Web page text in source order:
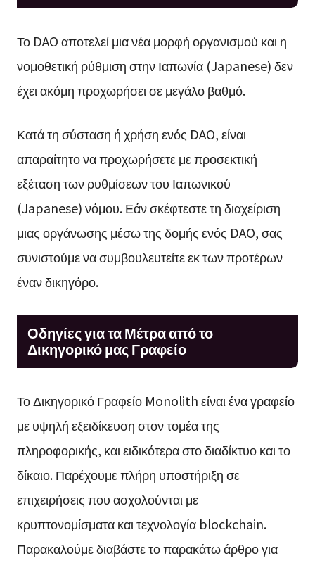
Το DAO αποτελεί μια νέα μορφή οργανισμού και η
νομοθετική ρύθμιση στην Ιαπωνία (Japanese) δεν
έχει ακόμη προχωρήσει σε μεγάλο βαθμό.
Κατά τη σύσταση ή χρήση ενός DAO, είναι
απαραίτητο να προχωρήσετε με προσεκτική
εξέταση των ρυθμίσεων του Ιαπωνικού
(Japanese) νόμου. Εάν σκέφτεστε τη διαχείριση
μιας οργάνωσης μέσω της δομής ενός DAO, σας
συνιστούμε να συμβουλευτείτε εκ των προτέρων
έναν δικηγόρο.
Οδηγίες για τα Μέτρα από το
Δικηγορικό μας Γραφείο
Το Δικηγορικό Γραφείο Monolith είναι ένα γραφείο
με υψηλή εξειδίκευση στον τομέα της
πληροφορικής, και ειδικότερα στο διαδίκτυο και το
δίκαιο. Παρέχουμε πλήρη υποστήριξη σε
επιχειρήσεις που ασχολούνται με
κρυπτονομίσματα και τεχνολογία blockchain.
Παρακαλούμε διαβάστε το παρακάτω άρθρο για